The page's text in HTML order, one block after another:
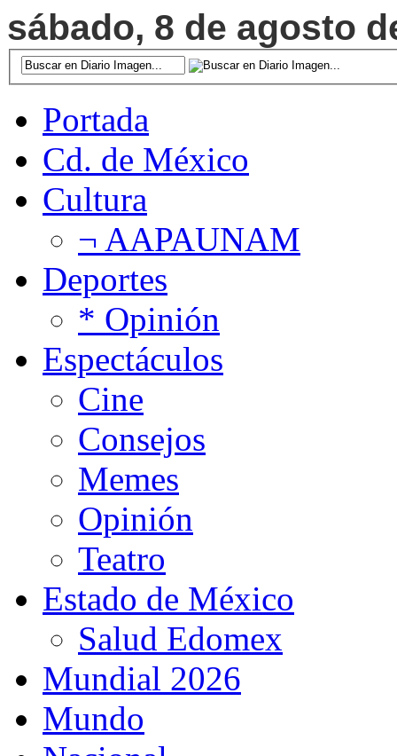
sábado, 8 de agosto
Portada
Cd. de México
Cultura
¬ AAPAUNAM
Deportes
* Opinión
Espectáculos
Cine
Consejos
Memes
Opinión
Teatro
Estado de México
Salud Edomex
Mundial 2026
Mundo